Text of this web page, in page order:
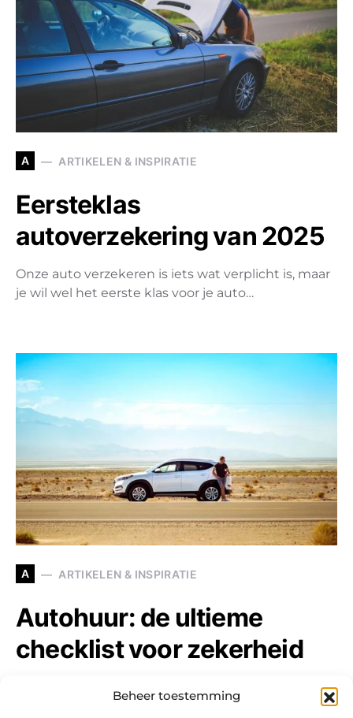
Beheer toestemming
A ARTIKELEN & INSPIRATIE
Eersteklas
autoverzekering van 2025
Onze auto verzekeren is iets wat verplicht is, maar
je wil wel het eerste klas voor je auto…
A ARTIKELEN & INSPIRATIE
Autohuur: de ultieme
checklist voor zekerheid
Hoe maak je het dagelijks leven makkelijker als
senior? Heb je zelf geen auto en wil je toch…